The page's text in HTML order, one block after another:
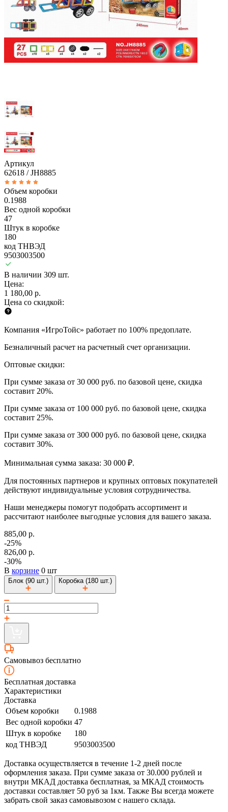
Артикул
62618 / JH8885
Объем коробки
0.1988
Вес одной коробки
47
Штук в коробке
180
код ТНВЭД
9503003500
В наличии 309 шт.
Цена:
1 180,00 р.
Цена со скидкой:
Компания «ИгроТойс» работает по 100% предоплате.
Безналичный расчет на расчетный счет организации.
Оптовые скидки:
При сумме заказа от 30 000 руб. по базовой цене, скидка
составит 20%.
При сумме заказа от 100 000 руб. по базовой цене, скидка
составит 25%.
При сумме заказа от 300 000 руб. по базовой цене, скидка
составит 30%.
Минимальная сумма заказа: 30 000 ₽.
Для постоянных партнеров и крупных оптовых покупателей
действуют индивидуальные условия сотрудничества.
Наши менеджеры помогут подобрать ассортимент и
рассчитают наиболее выгодные условия для вашего заказа.
885,00 р.
-25%
826,00 р.
-30%
В корзине 0 шт
Блок (90 шт.) Коробка (180 шт.)
Самовывоз бесплатно
Бесплатная доставка
Характеристики
Доставка
Объем коробки
0.1988
Вес одной коробки 47
Штук в коробке
180
код ТНВЭД
9503003500
Доставка осуществляется в течение 1-2 дней после
оформления заказа. При сумме заказа от 30.000 рублей и
внутри МКАД доставка бесплатная, за МКАД стоимость
доставки составляет 50 руб за 1км. Также Вы всегда можете
забрать свой заказ самовывозом с нашего склада.